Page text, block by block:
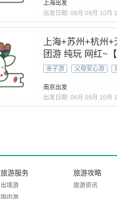
上海出发
出发日期: 08月 09月 10月
上海+苏州+杭州
团游 纯玩 网红~
+升级1晚景区拈
亲子游 父母安心游
南京出发
出发日期: 08月 09月 10月
旅游服务
出境游
国内游
旅游攻略
旅游资讯